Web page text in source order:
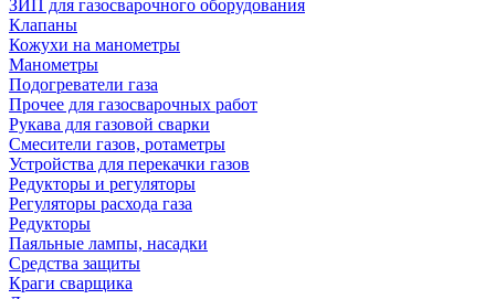
ЗИП для газосварочного оборудования
Клапаны
Кожухи на манометры
Манометры
Подогреватели газа
Прочее для газосварочных работ
Рукава для газовой сварки
Смесители газов, ротаметры
Устройства для перекачки газов
Редукторы и регуляторы
Регуляторы расхода газа
Редукторы
Паяльные лампы, насадки
Средства защиты
Краги сварщика